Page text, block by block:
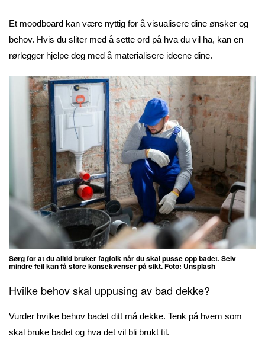
Et moodboard kan være nyttig for å visualisere dine ønsker og
behov. Hvis du sliter med å sette ord på hva du vil ha, kan en
rørlegger hjelpe deg med å materialisere ideene dine.
Sørg for at du alltid bruker fagfolk når du skal pusse opp badet. Selv
mindre feil kan få store konsekvenser på sikt. Foto: Unsplash
Hvilke behov skal uppusing av bad dekke?
Vurder hvilke behov badet ditt må dekke. Tenk på hvem som
skal bruke badet og hva det vil bli brukt til.